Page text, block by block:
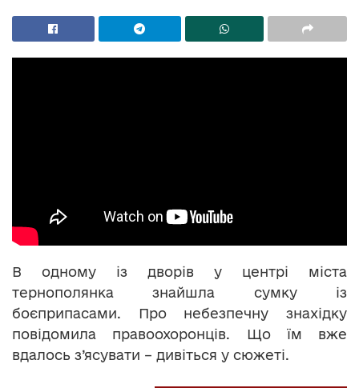
В одному із дворів у центрі міста
тернополянка знайшла сумку із
боєприпасами. Про небезпечну знахідку
повідомила правоохоронців. Що їм вже
вдалось з’ясувати – дивіться у сюжеті.